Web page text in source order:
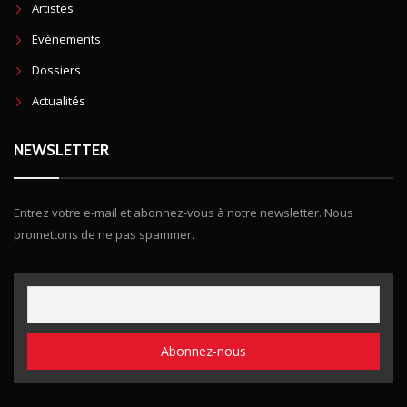
Artistes
Evènements
Dossiers
Actualités
NEWSLETTER
Entrez votre e-mail et abonnez-vous à notre newsletter. Nous
promettons de ne pas spammer.